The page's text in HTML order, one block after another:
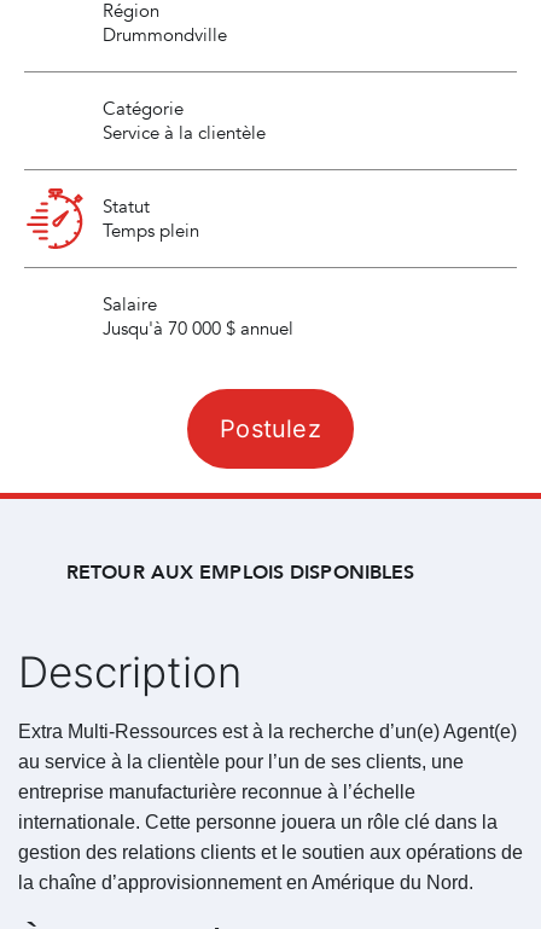
Région
Drummondville
Catégorie
Service à la clientèle
Statut
Temps plein
Salaire
Jusqu'à 70 000 $ annuel
Postulez
RETOUR AUX EMPLOIS DISPONIBLES
Description
Extra Multi-Ressources est à la recherche d’un(e) Agent(e)
au service à la clientèle pour l’un de ses clients, une
entreprise manufacturière reconnue à l’échelle
internationale. Cette personne jouera un rôle clé dans la
gestion des relations clients et le soutien aux opérations de
la chaîne d’approvisionnement en Amérique du Nord.